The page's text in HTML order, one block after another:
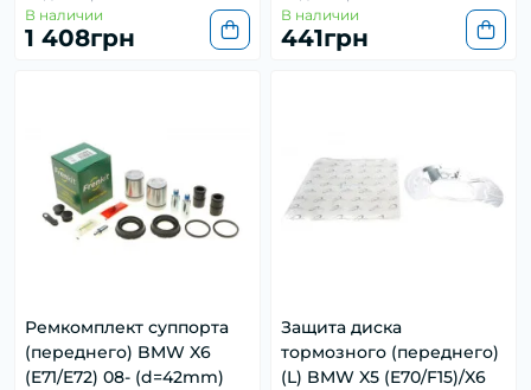
В наличии
1 408грн
В наличии
441грн
Ремкомплект суппорта
(переднего) BMW X6
(E71/E72) 08- (d=42mm)
Защита диска
тормозного (переднего)
(L) BMW X5 (E70/F15)/X6